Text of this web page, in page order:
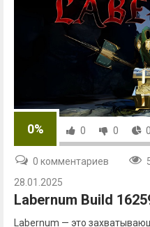
0% 0 0 0
0 комментариев
28.01.2025
Labernum Build
Labernum — это